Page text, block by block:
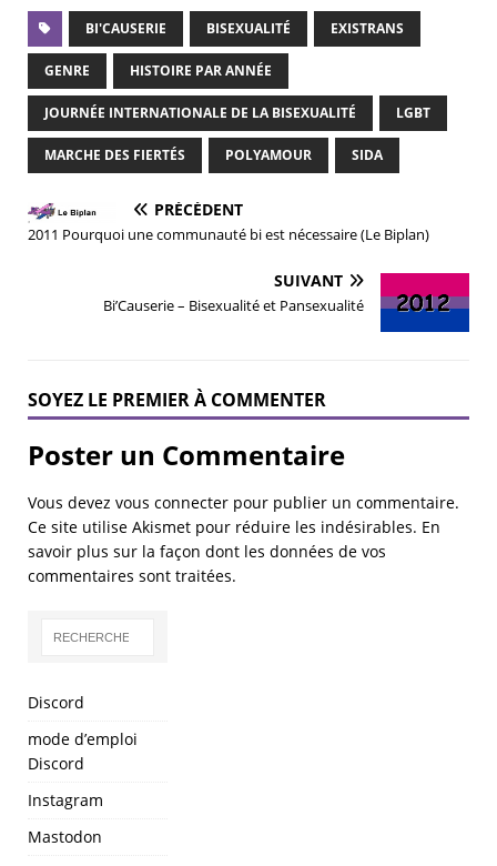
BI'CAUSERIE BISEXUALITÉ EXISTRANS
GENRE HISTOIRE PAR ANNÉE
JOURNÉE INTERNATIONALE DE LA BISEXUALITÉ LGBT
MARCHE DES FIERTÉS POLYAMOUR SIDA
PRÉCÉDENT
2011 Pourquoi une communauté bi est nécessaire (Le Biplan)
SUIVANT
Bi’Causerie – Bisexualité et Pansexualité
SOYEZ LE PREMIER À COMMENTER
Poster un Commentaire
Vous devez vous connecter pour publier un commentaire.
Ce site utilise Akismet pour réduire les indésirables. En
savoir plus sur la façon dont les données de vos
commentaires sont traitées.
Discord
mode d’emploi
Discord
Instagram
Mastodon